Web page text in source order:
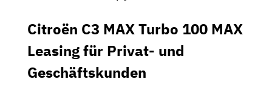
Citroën C3 MAX Turbo 100 MAX
Leasing für Privat- und
Geschäftskunden